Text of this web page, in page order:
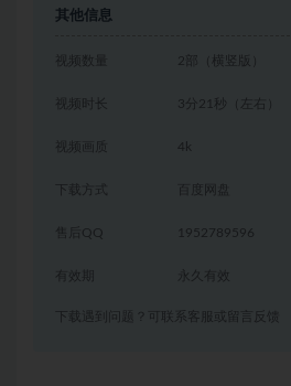
其他信息
视频数量 2部（横竖版）
视频时长 3分21秒（左右）
视频画质 4k
下载方式 百度网盘
售后QQ 1952789596
有效期 永久有效
下载遇到问题？可联系客服或留言反馈